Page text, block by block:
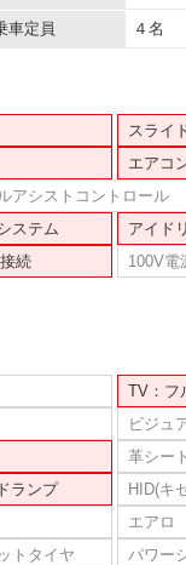
車定員 ４名
スライ
エアコ
アシストコントロール
ステム アイド
続 100V電
TV：フ
ビジュ
革シート
ランプ HID(キ
エアロ
トタイヤ パワー